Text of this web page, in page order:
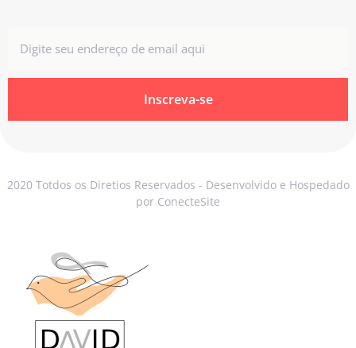
Inscreva-se
2020 Totdos os Diretios Reservados - Desenvolvido e Hospedado
por ConecteSite